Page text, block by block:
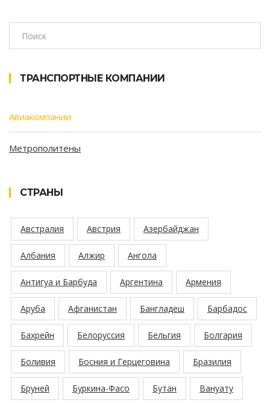
ТРАНСПОРТНЫЕ КОМПАНИИ
Авиакомпании
Метрополитены
СТРАНЫ
Австралия Австрия Азербайджан
Албания Алжир Ангола
Антигуа и Барбуда Аргентина Армения
Аруба Афганистан Бангладеш Барбадос
Бахрейн Белоруссия Бельгия Болгария
Боливия Босния и Герцеговина Бразилия
Бруней Буркина-Фасо Бутан Вануату